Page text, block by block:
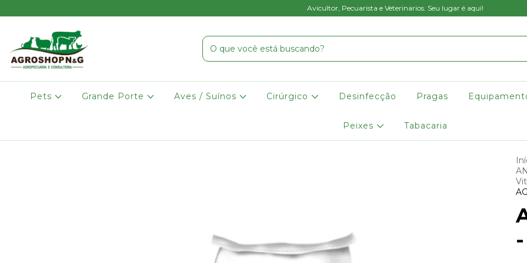
Avicultor, Pecuarista e Veterinarios. Seu lugar é aqui!
Pets Grande Porte Aves / Suínos Cirúrgico Desinfecção Pragas
Peixes Tabacaria